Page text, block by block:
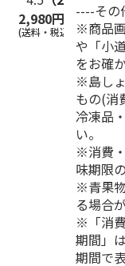
2,980円
(送料・税込)
----その
※商品
や「小
をお確
※島し
もの(消
冷凍品
い。
※消費
味期限
※青果
る場合
※「消
期間」
期間で